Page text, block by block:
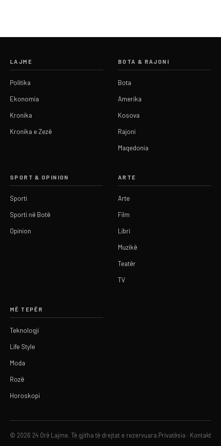
LAJME
Politika
Ekonomia
Kronika
Kronika e Zezë
BOTA & RAJONI
Bota
Amerika
Kosova
Rajoni
Maqedonia
SPORT & OPINION
Sporti
Sporti në Botë
Opinion
ARTE
Arte
Film
Libri
Muzikë
Teatër
TV
MË TEPËR
Teknologji
Life Style
Moda
Rozë
Horoskopi
© 2026 24 Orë Lajme. Të gjitha të drejtat e rezervuara. Privatësia · Kontakt